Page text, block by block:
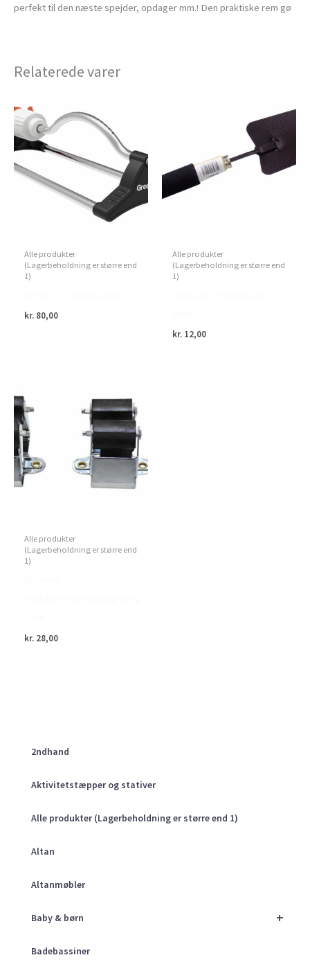
2ndhand
Aktivitetstæpper og stativer
Alle produkter (Lagerbeholdning er større end 1)
Altan
Altanmøbler
+
Baby & børn
Badebassiner
perfekt til den næste spejder, opdager mm.! Den praktiske rem gø
Relaterede varer
Alle produkter
(Lagerbeholdning er større end
1)
kr. 80,00
Alle produkter
(Lagerbeholdning er større end
1)
kr. 12,00
Alle produkter
(Lagerbeholdning er større end
1)
kr. 28,00